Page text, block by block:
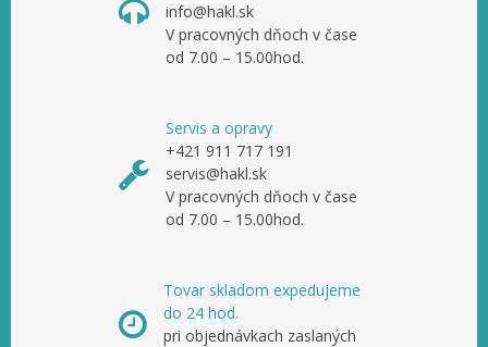
info@hakl.sk
V pracovných dňoch v čase
od 7.00 – 15.00hod.
Servis a opravy
+421 911 717 191
servis@hakl.sk
V pracovných dňoch v čase
od 7.00 – 15.00hod.
Tovar skladom expedujeme
do 24 hod.
pri objednávkach zaslaných